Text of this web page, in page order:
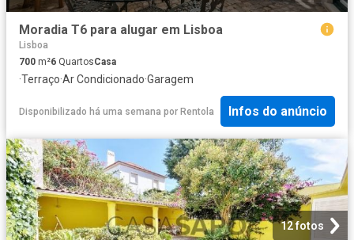
Moradia T6 para alugar em Lisboa
Lisboa
700 m²6 QuartosCasa
·Terraço·Ar Condicionado·Garagem
Disponibilizado há uma semana por Rentola Infos do anúncio
12 fotos